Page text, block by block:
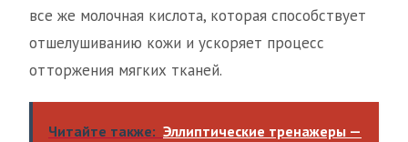
все же молочная кислота, которая способствует
отшелушиванию кожи и ускоряет процесс
отторжения мягких тканей.
Читайте также: Эллиптические тренажеры —